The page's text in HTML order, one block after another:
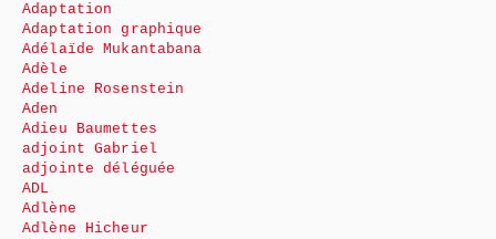
Adaptation
Adaptation graphique
Adélaïde Mukantabana
Adèle
Adeline Rosenstein
Aden
Adieu Baumettes
adjoint Gabriel
adjointe déléguée
ADL
Adlène
Adlène Hicheur